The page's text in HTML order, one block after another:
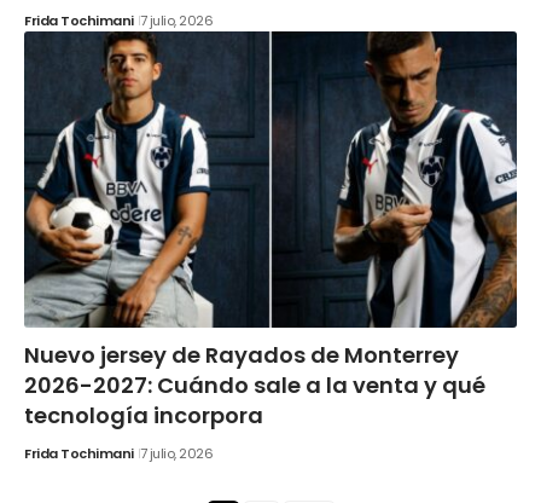
Frida Tochimani 7 julio, 2026
Nuevo jersey de Rayados de Monterrey
2026-2027: Cuándo sale a la venta y qué
tecnología incorpora
Frida Tochimani 7 julio, 2026